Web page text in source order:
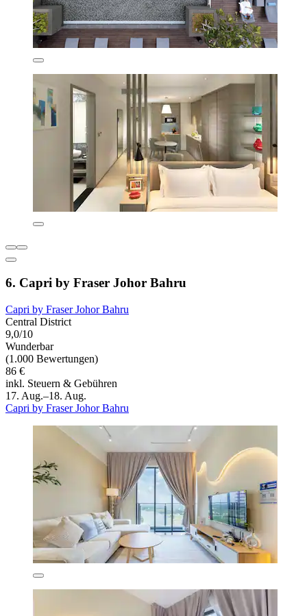
6. Capri by Fraser Johor Bahru
Capri by Fraser Johor Bahru
Central District
9,0/10
Wunderbar
(1.000 Bewertungen)
86 €
inkl. Steuern & Gebühren
17. Aug.–18. Aug.
Capri by Fraser Johor Bahru